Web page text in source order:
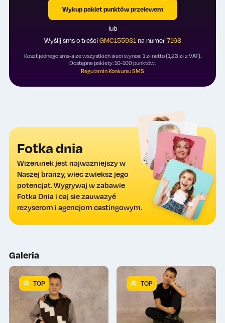
Wykup pakiet punktów przelewem
lub
Wyślij sms o treściGMC155931 na numer7168
Koszt jednego sms-a ze wszystkich sieci wynosi 1 zł netto (1,23 zł z VAT).
Dostępne pakiety: 10-100 punktów.
Regulamin Konkursu SMS
Fotka dnia
Wizerunek jest najwazniejszy w
Naszej branzy, wiec zwieksz jego
potencjat. Wygrywaj w zabawie
Fotka Dnia i caj sie zauwazyé
rezyserom i agencjom castingowym.
Galeria
TOP TOP